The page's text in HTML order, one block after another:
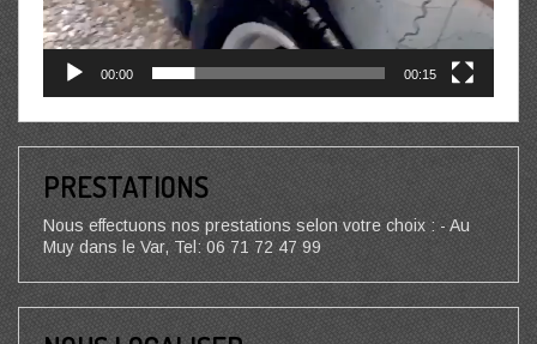
00:00 00:15
PRESTATIONS
Nous effectuons nos prestations selon votre choix : - Au
Muy dans le Var, Tel: 06 71 72 47 99